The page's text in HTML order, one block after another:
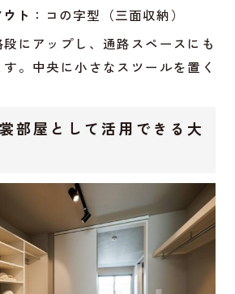
ト ：コの字型（三面収納）
段にアップし、通路スペースにも
。中央に小さなスツールを置く
部屋として活用できる大